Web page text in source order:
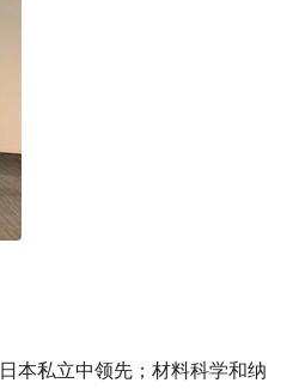
本私立中领先；材料科学和纳